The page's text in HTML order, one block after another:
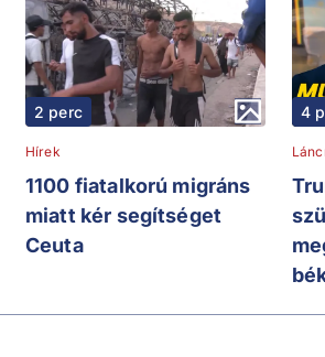
2 perc
Hírek
1100 fiatalkorú migráns
miatt kér segítséget
Ceuta
4